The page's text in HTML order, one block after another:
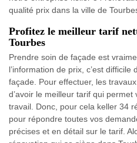
qualité prix dans la ville de
Profitez le meilleur tarif
Tourbes
Prendre soin de façade est
l’information de prix, c’est difficile
façade. Pour effectuer, les
d’avoir le meilleur tarif qui
travail. Donc, pour cela keller 34
pour répondre toutes vos
précises et en détail sur le tarif.